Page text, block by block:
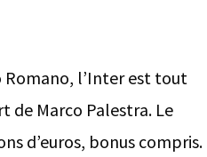
l’Inter est tout
de Marco Palestra. Le
d’euros, bonus compris.